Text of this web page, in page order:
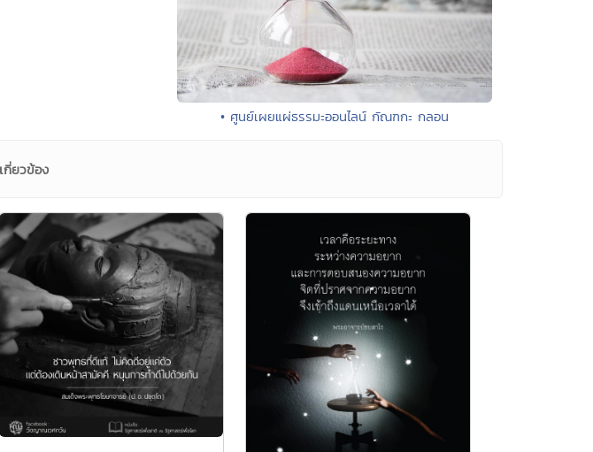
• ศูนย์เผยแผ่ธรรมะออนไลน์ กัณฑกะ กลอน
กี่ยวข้อง